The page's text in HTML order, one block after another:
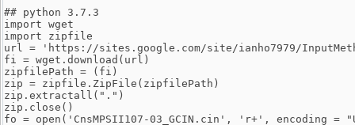
## python 3.7.3
import wget
import zipfile
url = 'https://sites.google.com/site/ianho7979/
fi = wget.download(url)
zipfilePath = (fi)
zip = zipfile.ZipFile(zipfilePath)
zip.extractall(".")
zip.close()
fo = open('CnsMPSII107-03_GCIN.cin', 'r+', encoding =